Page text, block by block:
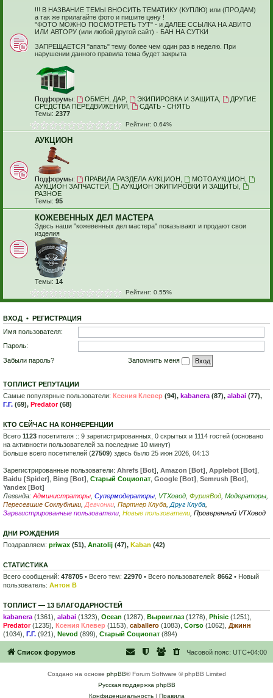
!!! В НАЗВАНИЕ ТЕМЫ ВНОСИТЬ ТЕМАТИКУ (КУПЛЮ) или (ПРОДАМ)
а так же прилагайте фото и пишите цену !
"ФОТО МОЖНО ПОСМОТРЕТЬ ТУТ" - и ДАЛЕЕ ССЫЛКА НА АВИТО
ИЛИ АВТОРУ (или любой другой сайт) - БАН НА СУТКИ
ЗАПРЕЩАЕТСЯ "апать" тему более чем один раз в неделю. При
нарушении данного правила тема будет закрыта
Подфорумы: ОБМЕН, ДАР, ЭКИПИРОВКА И ЗАЩИТА,
ДРУГИЕ
СРЕДСТВА ПЕРЕДВИЖЕНИЯ
СДАТЬ - СНЯТЬ
Темы: 2377
Рейтинг: 0.64%
АУКЦИОН
Подфорумы: ПРАВИЛА РАЗДЕЛА АУКЦИОН МОТОАУКЦИОН
АУКЦИОН ЗАПЧАСТЕЙ
АУКЦИОН ЭКИПИРОВКИ И ЗАЩИТЫ
РАЗНОЕ
Темы: 95
КОЖЕВЕННЫХ ДЕЛ МАСТЕРА
Здесь наши "кожевенных дел мастера" показывают и продают свои
изделия
Темы: 14
Рейтинг: 0.55%
ВХОД • РЕГИСТРАЦИЯ
Имя пользователя:
Пароль:
Забыли пароль?
Запомнить меня
ТОПЛИСТ РЕПУТАЦИИ
Самые популярные пользователи: Ксения Клевер (94), kabanera (87), alabai (77),
Г.Г. (69), Predator(68)
КТО СЕЙЧАС НА КОНФЕРЕНЦИИ
Всего 1123 посетителя :: 9 зарегистрированных, 0 скрытых и 1114 гостей (основано
на активности пользователей за последние 10 минут)
Больше всего посетителей (27509) здесь было 25 июн 2026, 04:13
Зарегистрированные пользователи: Ahrefs [Bot] Amazon [Bot] Applebot [Bot]
Baidu [Spider] Bing [Bot] Старый Социопат Google [Bot] Semrush [Bot]
Yandex [Bot]
Легенда: Администраторы Супермодераторы VTXовод ФурияВод Модераторы
Пересевшие Соклубники Девчонки Партнер Клуба Друг Клуба
Зарегистрированные пользователи Новые пользователи Проверенный VTXовод
ДНИ РОЖДЕНИЯ
Поздравляем: priwax (51), Anatolij (47), Kaban (42)
СТАТИСТИКА
Всего сообщений: 478705 • Всего тем: 22970 • Всего пользователей: 8662 • Новый
пользователь: Антон В
ТОПЛИСТ — 13 БЛАГОДАРНОСТЕЙ
kabanera (1361), alabai (1323), Ocean (1287), Вырвиглаз (1278), Phisic (1251),
Predator(1235), Ксения Клевер (1153), caballero (1083), Corso (1062), Джинн
(1034), Г.Г. (921), Nevod (899), Старый Социопат (894)
Список форумов Часовой пояс: UTC+04:00
Создано на основе phpBB® Forum Software © phpBB Limited
Русская поддержка phpBB
Конфиденциальность| Правила